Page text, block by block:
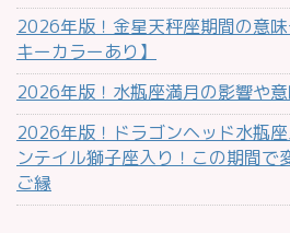
2026年版！金星天秤座期間の意
キーカラーあり】
2026年版！水瓶座満月の影響や
2026年版！ドラゴンヘッド水瓶
ンテイル獅子座入り！この期間で
ご縁